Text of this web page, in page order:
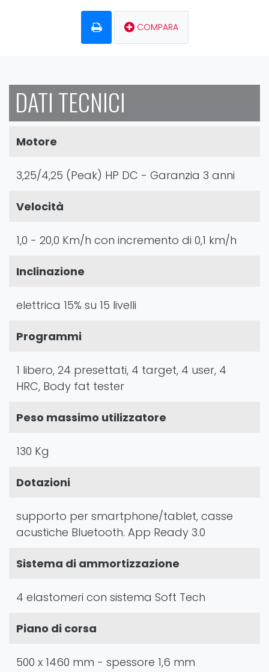
COMPARA
DATI TECNICI
Motore
3,25/4,25 (Peak) HP DC - Garanzia 3 anni
Velocità
1,0 - 20,0 Km/h con incremento di 0,1 km/h
Inclinazione
elettrica 15% su 15 livelli
Programmi
1 libero, 24 presettati, 4 target, 4 user, 4
HRC, Body fat tester
Peso massimo utilizzatore
130 Kg
Dotazioni
supporto per smartphone/tablet, casse
acustiche Bluetooth. App Ready 3.0
Sistema di ammortizzazione
4 elastomeri con sistema Soft Tech
Piano di corsa
500 x 1460 mm - spessore 1,6 mm